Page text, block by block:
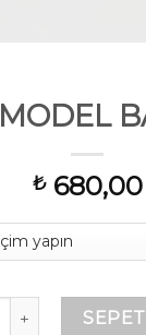
₺680,00
MODEL